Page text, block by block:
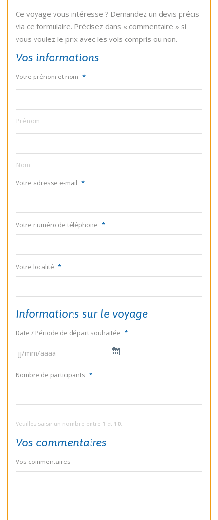
Ce voyage vous intéresse ? Demandez un devis précis
via ce formulaire. Précisez dans « commentaire » si
vous voulez le prix avec les vols compris ou non.
Vos informations
Votre prénom et nom *
Prénom
Nom
Votre adresse e-mail *
Votre numéro de téléphone *
Votre localité *
Informations sur le voyage
Date / Période de départ souhaitée *
Nombre de participants *
Veuillez saisir un nombre entre 1 et 10.
Vos commentaires
Vos commentaires